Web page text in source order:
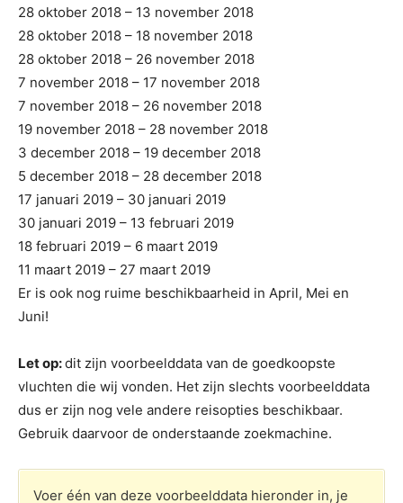
28 oktober 2018 – 13 november 2018
28 oktober 2018 – 18 november 2018
28 oktober 2018 – 26 november 2018
7 november 2018 – 17 november 2018
7 november 2018 – 26 november 2018
19 november 2018 – 28 november 2018
3 december 2018 – 19 december 2018
5 december 2018 – 28 december 2018
17 januari 2019 – 30 januari 2019
30 januari 2019 – 13 februari 2019
18 februari 2019 – 6 maart 2019
11 maart 2019 – 27 maart 2019
Er is ook nog ruime beschikbaarheid in April, Mei en
Juni!
Let op:dit zijn voorbeelddata van de goedkoopste
vluchten die wij vonden. Het zijn slechts voorbeelddata
dus er zijn nog vele andere reisopties beschikbaar.
Gebruik daarvoor de onderstaande zoekmachine.
Voer één van deze voorbeelddata hieronder in, je